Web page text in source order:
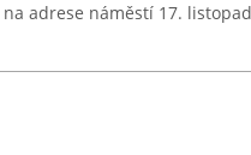
adrese náměstí 17.